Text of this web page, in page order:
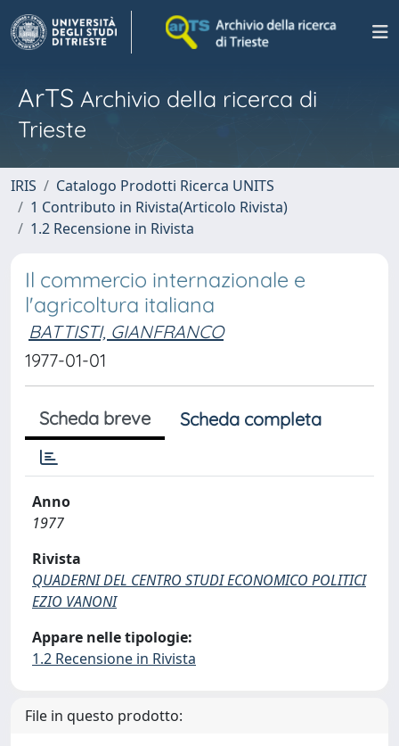
ArTS Archivio della ricerca di
Trieste
IRIS
Catalogo Prodotti Ricerca UNITS
1 Contributo in Rivista(Articolo Rivista)
1.2 Recensione in Rivista
Il commercio internazionale e
l'agricoltura italiana
BATTISTI, GIANFRANCO
1977-01-01
Scheda breve Scheda completa
Anno
1977
Rivista
QUADERNI DEL CENTRO STUDI ECONOMICO POLITICI
EZIO VANONI
Appare nelle tipologie:
1.2 Recensione in Rivista
File in questo prodotto: